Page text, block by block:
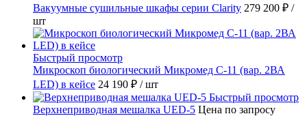
Вакуумные сушильные шкафы серии Clarity 279 200 ₽ /
шт
Быстрый просмотр
Микроскоп биологический Микромед С-11 (вар. 2ВА
LED) в кейсе 24 190 ₽ / шт
Быстрый просмотр
Верхнеприводная мешалка UED-5 Цена по запросу